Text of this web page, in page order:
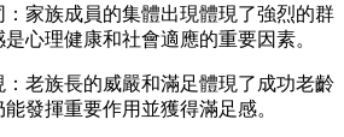
家族成員的集體出現體現了強烈的群
心理健康和社會適應的重要因素。
老族長的威嚴和滿足體現了成功老齡
發揮重要作用並獲得滿足感。